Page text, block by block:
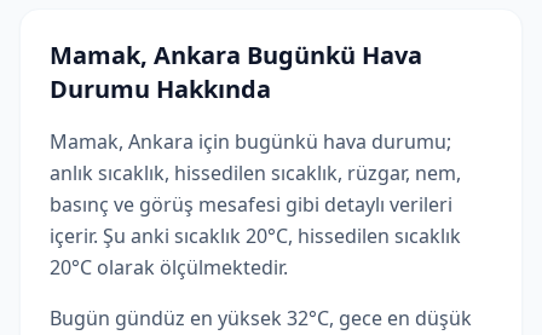
Mamak, Ankara Bugünkü Hava
Durumu Hakkında
Mamak, Ankara için bugünkü hava durumu;
anlık sıcaklık, hissedilen sıcaklık, rüzgar, nem,
basınç ve görüş mesafesi gibi detaylı verileri
içerir. Şu anki sıcaklık 20°C, hissedilen sıcaklık
20°C olarak ölçülmektedir.
Bugün gündüz en yüksek 32°C, gece en düşük